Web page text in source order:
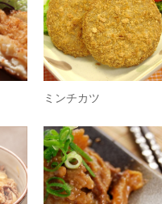
ミンチカツ